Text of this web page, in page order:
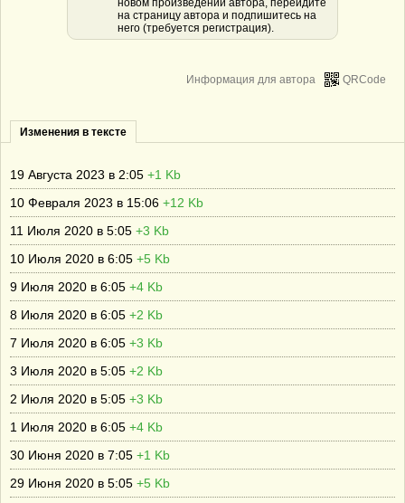
новом произведении автора, перейдите
на страницу автора и подпишитесь на
него (требуется регистрация).
QRCode
Информация для автора
Изменения в тексте
19 Августа 2023 в 2:05 +1 Kb
10 Февраля 2023 в 15:06 +12 Kb
11 Июля 2020 в 5:05 +3 Kb
10 Июля 2020 в 6:05 +5 Kb
9 Июля 2020 в 6:05 +4 Kb
8 Июля 2020 в 6:05 +2 Kb
7 Июля 2020 в 6:05 +3 Kb
3 Июля 2020 в 5:05 +2 Kb
2 Июля 2020 в 5:05 +3 Kb
1 Июля 2020 в 6:05 +4 Kb
30 Июня 2020 в 7:05 +1 Kb
29 Июня 2020 в 5:05 +5 Kb